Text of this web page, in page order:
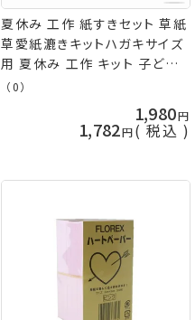
夏休み 工作 紙すきセット 草紙
草愛紙漉きキットハガキサイズ
用 夏休み 工作 キット 子ども
手芸 アルテ 手芸の山久
（0）
1,980
1,782 税込